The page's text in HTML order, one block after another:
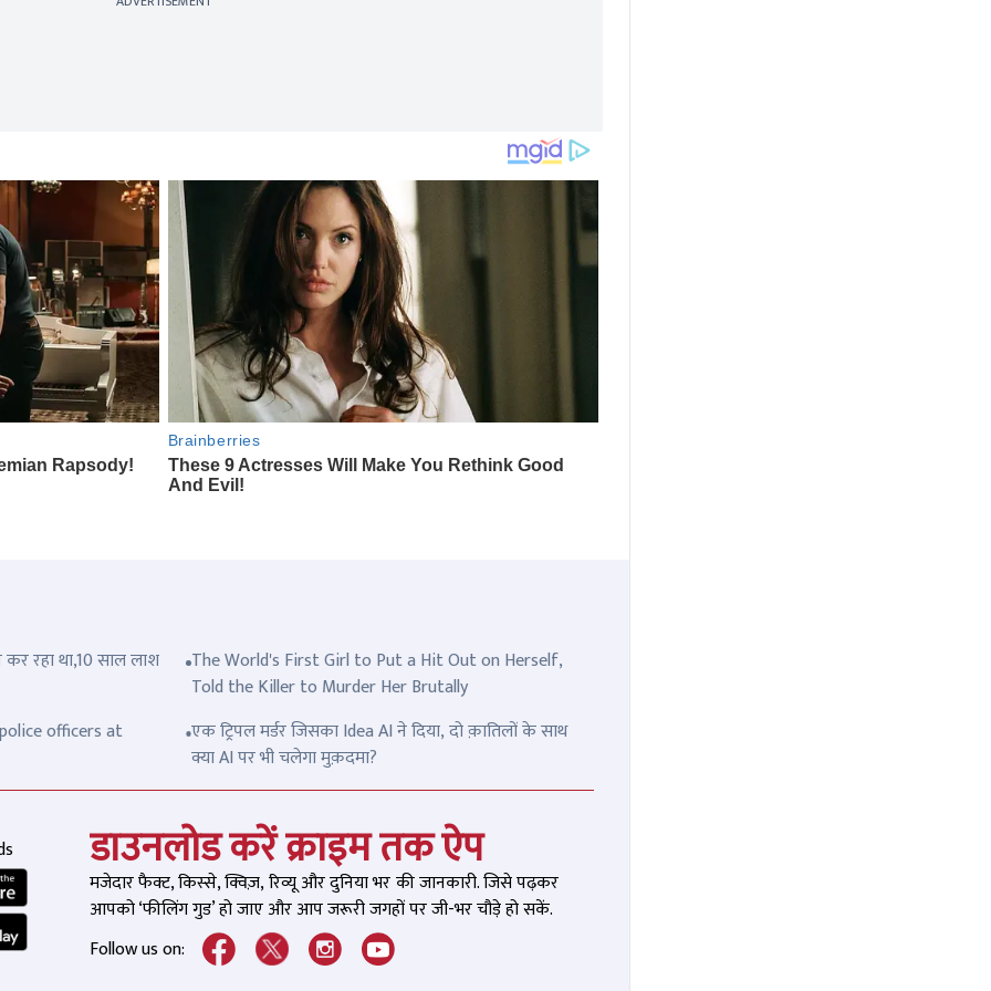
रहा था,10 साल लाश
The World's First Girl to Put a Hit Out on Herself,
Told the Killer to Murder Her Brutally
officers at
एक ट्रिपल मर्डर जिसका Idea AI ने दिया, दो क़ातिलों के साथ
क्या AI पर भी चलेगा मुक़दमा?
डाउनलोड करें क्राइम तक ऐप
मजेदार फैक्ट, किस्से, क्विज़, रिव्यू और दुनिया भर की जानकारी. जिसे पढ़कर
आपको ‘फीलिंग गुड’ हो जाए और आप जरूरी जगहों पर जी-भर चौड़े हो सकें.
Follow us on: